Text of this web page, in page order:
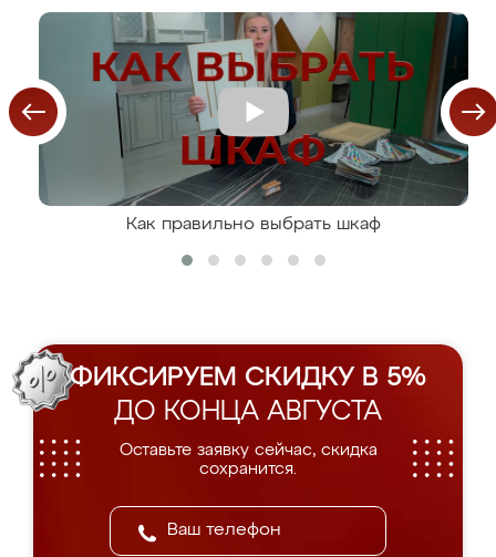
Как правильно выбрать шкаф
ФИКСИРУЕМ СКИДКУ В 5%
ДО КОНЦА АВГУСТА
Оставьте заявку сейчас, скидка
сохранится.